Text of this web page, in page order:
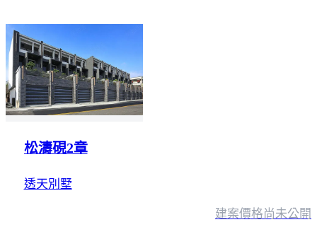
松濤硯2章
透天別墅
建案價格尚未公開